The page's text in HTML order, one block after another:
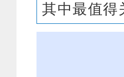
其中最值得